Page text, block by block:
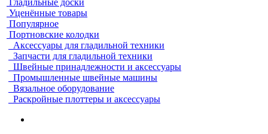
Гладильные доски
Уценённые товары
Популярное
Портновские колодки
Аксессуары для гладильной техники
Запчасти для гладильной техники
Швейные принадлежности и аксессуары
Промышленные швейные машины
Вязальное оборудование
Раскройные плоттеры и аксессуары